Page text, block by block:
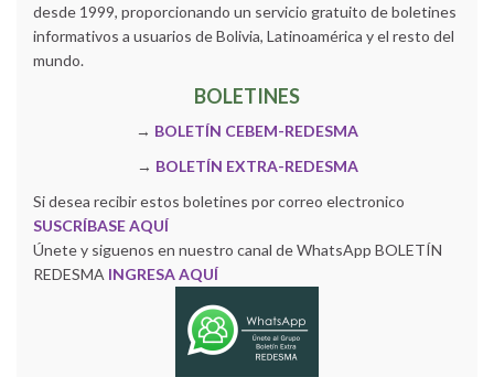
desde 1999, proporcionando un servicio gratuito de boletines
informativos a usuarios de Bolivia, Latinoamérica y el resto del
mundo.
BOLETINES
→ BOLETÍN CEBEM-REDESMA
→ BOLETÍN EXTRA-REDESMA
Si desea recibir estos boletines por correo electronico
SUSCRÍBASE AQUÍ
Únete y siguenos en nuestro canal de WhatsApp BOLETÍN
REDESMA INGRESA AQUÍ